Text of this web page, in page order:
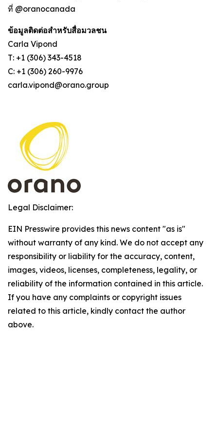
ที่ @oranocanada
ข้อมูลติดต่อสำหรับสื่อมวลชน
Carla Vipond
T: +1 (306) 343-4518
C: +1 (306) 260-9976
carla.vipond@orano.group
Legal Disclaimer:
EIN Presswire provides this news content "as is"
without warranty of any kind. We do not accept any
responsibility or liability for the accuracy, content,
images, videos, licenses, completeness, legality, or
reliability of the information contained in this article.
If you have any complaints or copyright issues
related to this article, kindly contact the author
above.